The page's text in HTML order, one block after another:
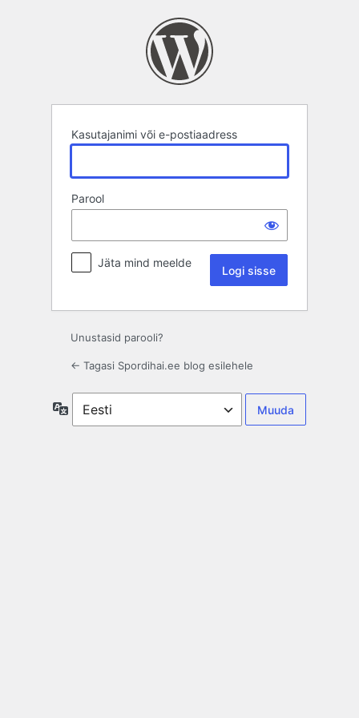
Kasutajanimi või e-postiaadress
Parool
Jäta mind meelde
Unustasid parooli?
← Tagasi Spordihai.ee blog esilehele
Keel